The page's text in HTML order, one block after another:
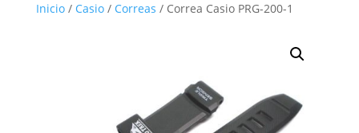
Inicio/ Casio/ Correas / Correa Casio PRG-200-1